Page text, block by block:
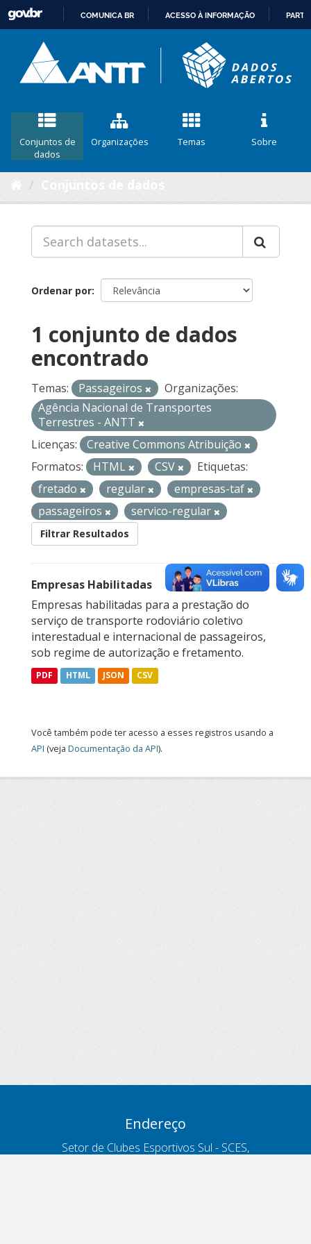
CONTEÚDO
COMUNICA BR ACESSO À INFORMAÇÃO
Conjuntos de
dados
Organizações Temas Sobre
Ordenar por
1 conjunto de dados
encontrado
Temas: Passageiros
Organizações:
Agência Nacional de Transportes
Terrestres - ANTT
Licenças:
Creative Commons Atribuição
Formatos:
HTML CSV
Etiquetas:
fretado
regular
empresas-taf
passageiros
servico-regular
Filtrar Resultados
Empresas Habilitadas
Empresas habilitadas para a prestação do
serviço de transporte rodoviário coletivo
interestadual e internacional de passageiros,
sob regime de autorização e fretamento.
PDF HTML JSON CSV
Você também pode ter acesso a esses registros usando a
API (veja Documentação da API).
Endereço
Setor de Clubes Esportivos Sul - SCES,